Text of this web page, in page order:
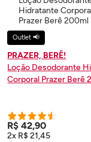
Outlet 📢
PRAZER, BERÊ!
Loção Desodorante
Corporal Prazer Berê
R$ 42,90
2x R$ 21,45